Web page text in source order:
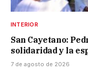
INTERIOR
San Cayetano:
solidaridad y la
7 de agosto de 2026